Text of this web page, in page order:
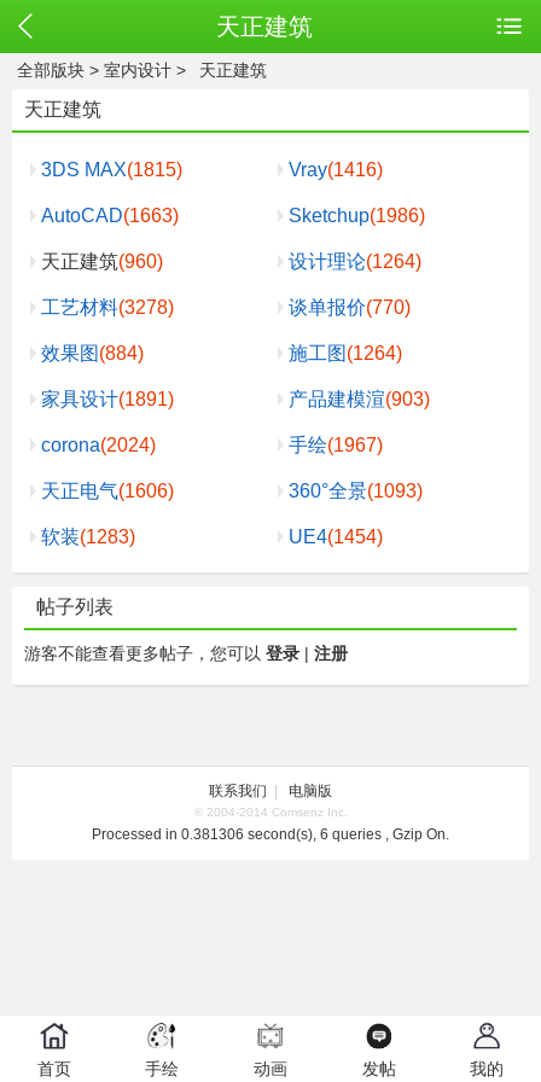
天正建筑
全部版块 > 室内设计 > 天正建筑
天正建筑
3DS MAX(1815) Vray(1416)
AutoCAD(1663) Sketchup(1986)
天正建筑(960) 设计理论(1264)
工艺材料(3278) 谈单报价(770)
效果图 (884) 施工图 (1264)
家具设计(1891) 产品建模渲(903)
corona(2024) 手绘(1967)
天正电气(1606) 360°全景(1093)
软装(1283) UE4(1454)
帖子列表
游客不能查看更多帖子，您可以 登录 | 注册
联系我们 电脑版
© 2004-2014 Comsenz Inc.
Processed in 0.381306 second(s), 6 queries , Gzip On.
首页 手绘 动画 发帖 我的